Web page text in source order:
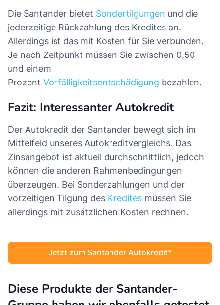
Die Santander bietet Sondertilgungen und die
jederzeitige Rückzahlung des Kredites an.
Allerdings ist das mit Kosten für Sie verbunden.
Je nach Zeitpunkt müssen Sie zwischen 0,50
und einem
Prozent Vorfälligkeitsentschädigung bezahlen.
Fazit: Interessanter Autokredit
Der Autokredit der Santander bewegt sich im
Mittelfeld unseres Autokreditvergleichs. Das
Zinsangebot ist aktuell durchschnittlich, jedoch
können die anderen Rahmenbedingungen
überzeugen. Bei Sonderzahlungen und der
vorzeitigen Tilgung des Kredites müssen Sie
allerdings mit zusätzlichen Kosten rechnen.
Jetzt zum Santander Autokredit
Diese Produkte der Santander-